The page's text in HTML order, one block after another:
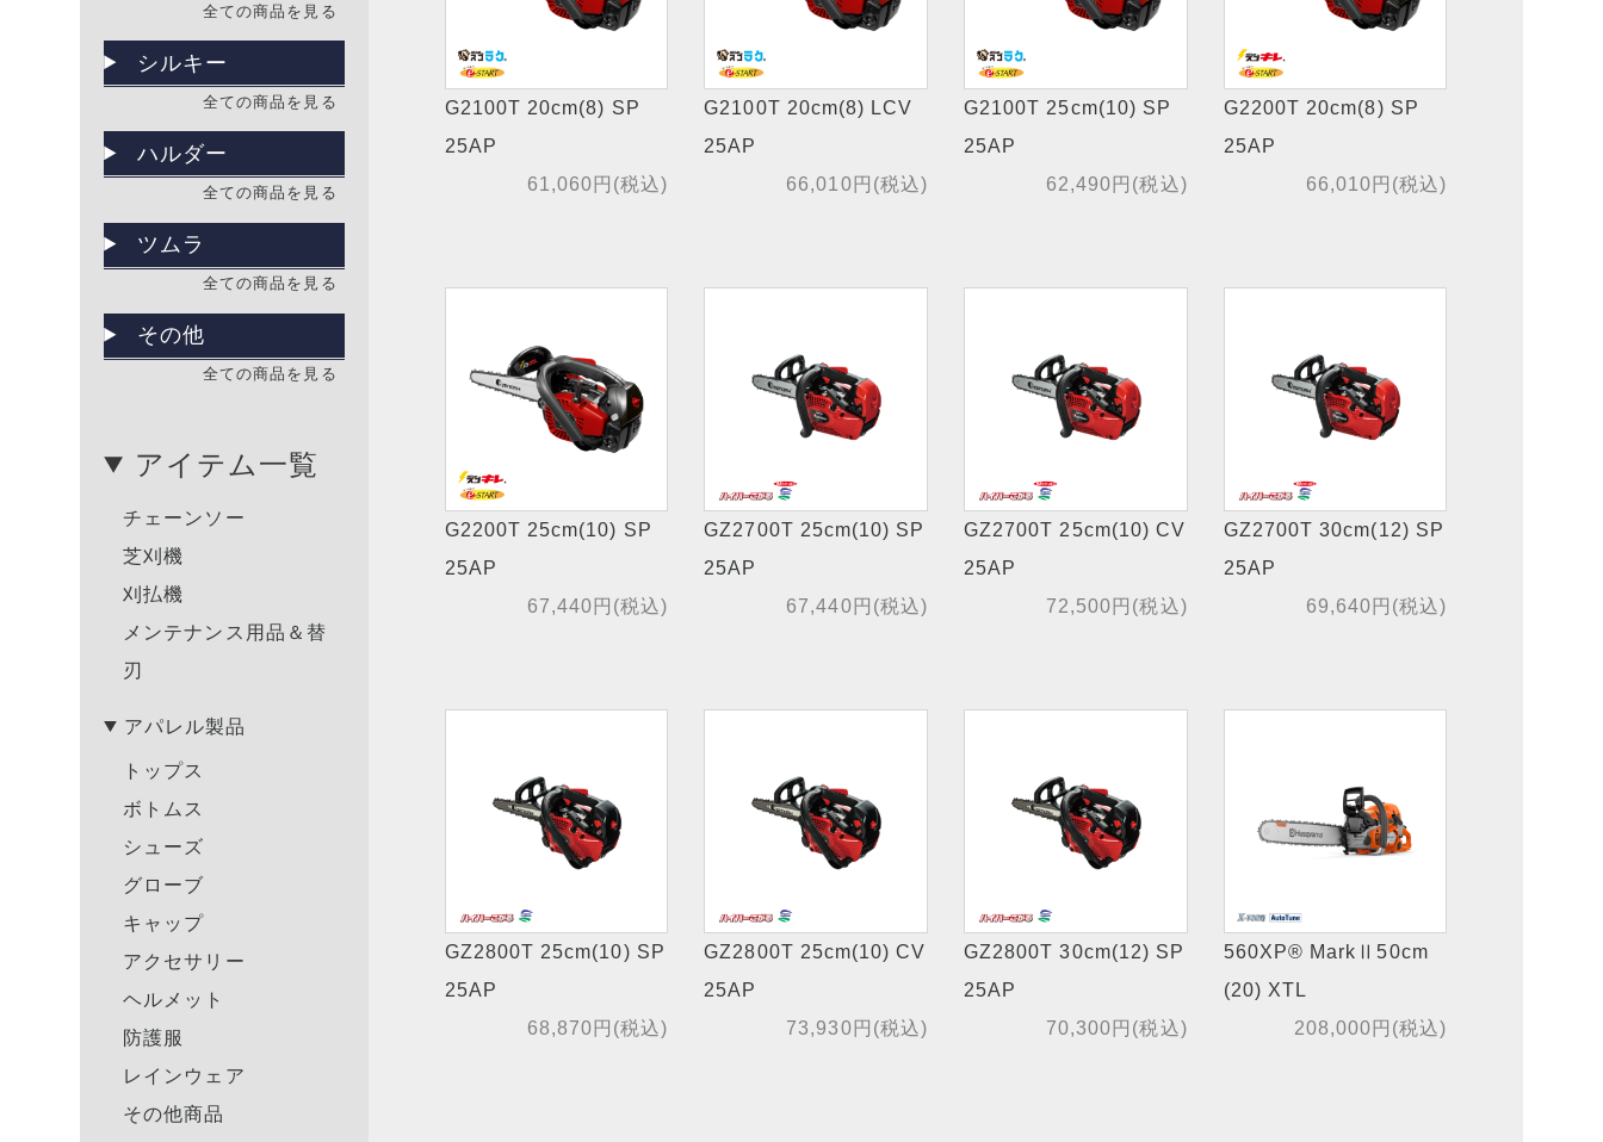
全ての商品を見る
シルキー
全ての商品を見る
ハルダー
全ての商品を見る
ツムラ
全ての商品を見る
その他
全ての商品を見る
アイテム一覧
チェーンソー
芝刈機
刈払機
メンテナンス用品＆替
刃
アパレル製品
トップス
ボトムス
シューズ
グローブ
キャップ
アクセサリー
ヘルメット
防護服
レインウェア
その他商品
G2100T 20cm(8) SP
25AP
61,060円(税込)
G2100T 20cm(8) LCV
25AP
66,010円(税込)
G2100T 25cm(10) SP
25AP
62,490円(税込)
G2200T 20cm(8) SP
25AP
66,010円(税込)
G2200T 25cm(10) SP
25AP
67,440円(税込)
GZ2700T 25cm(10) SP
25AP
67,440円(税込)
GZ2700T 25cm(10) CV
25AP
72,500円(税込)
GZ2700T 30cm(12) SP
25AP
69,640円(税込)
GZ2800T 25cm(10) SP
25AP
68,870円(税込)
GZ2800T 25cm(10) CV
25AP
73,930円(税込)
GZ2800T 30cm(12) SP
25AP
70,300円(税込)
560XP® MarkⅡ50cm
(20) XTL
208,000円(税込)